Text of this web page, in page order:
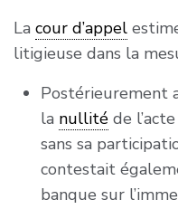
784 ne s’applique
d’argent dont le
ni sur celle des
réservé l’usufruit du
Les droits
l’usufruit sont
nu-propriétaire,
La cour d’appel
litigieuse dans la
Postérieurement
la nullitéde
sans sa
contestait
banque sur